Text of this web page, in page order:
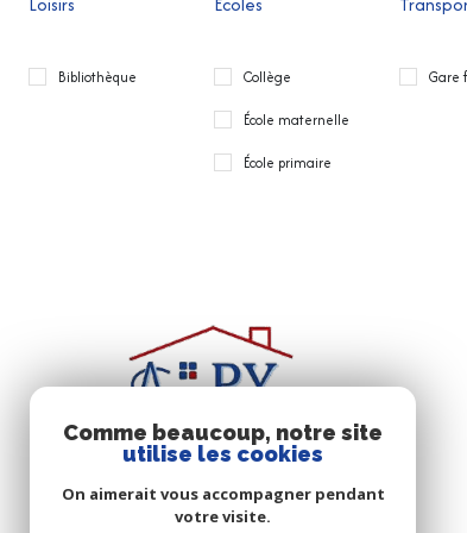
Bibliothèque Collège
École maternelle
École primaire
Gare
Comme beaucoup, notre site
utilise les cookies
On aimerait vous accompagner pendant
votre visite.